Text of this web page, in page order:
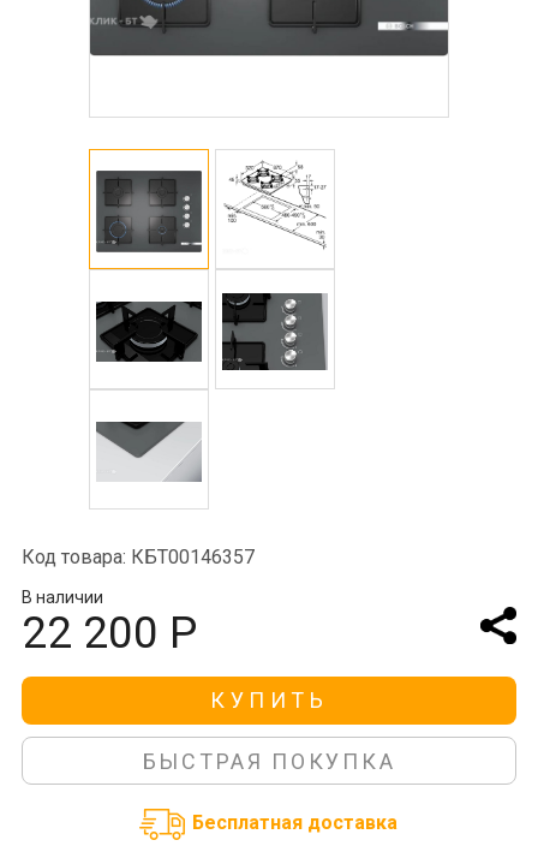
Код товара: КБТ00146357
В наличии
22 200 Р
КУПИТЬ
БЫСТРАЯ ПОКУПКА
Бесплатная доставка